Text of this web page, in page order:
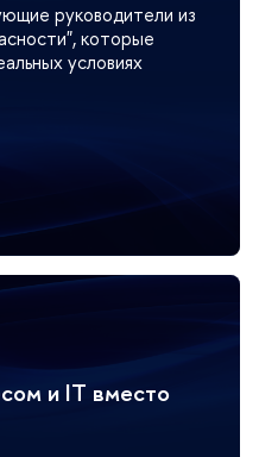
руководители из
которые
условиях
и IT вместо